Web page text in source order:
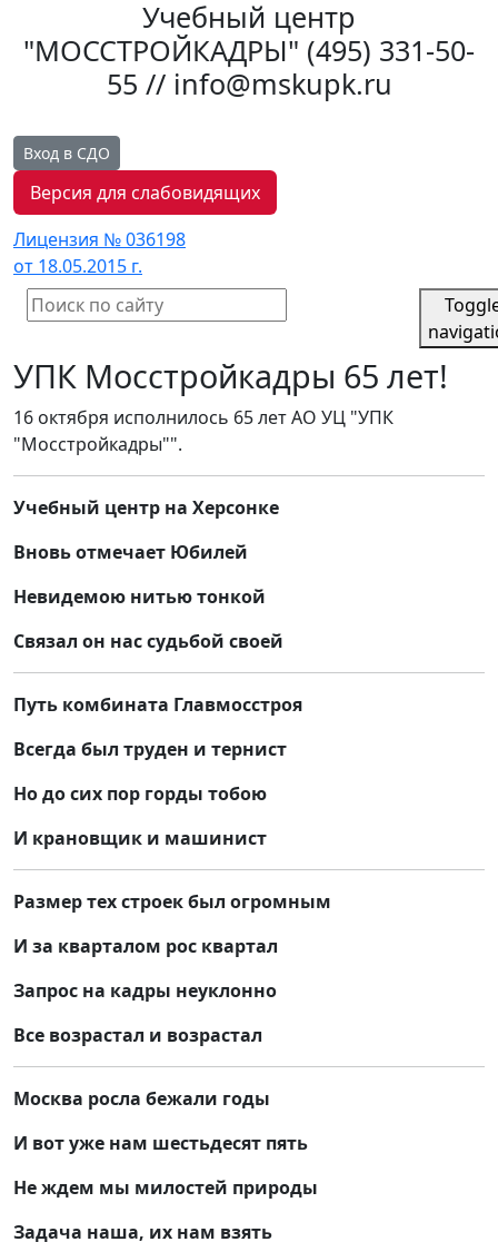
Учебный центр
"МОССТРОЙКАДРЫ" (495) 331-50-
55 // info@mskupk.ru
Вход в СДО
Версия для слабовидящих
Лицензия № 036198
от 18.05.2015 г.
УПК Мосстройкадры 65 лет!
16 октября исполнилось 65 лет АО УЦ "УПК
"Мосстройкадры"".
Учебный центр на Херсонке
Вновь отмечает Юбилей
Невидемою нитью тонкой
Связал он нас судьбой своей
Путь комбината Главмосстроя
Всегда был труден и тернист
Но до сих пор горды тобою
И крановщик и машинист
Размер тех строек был огромным
И за кварталом рос квартал
Запрос на кадры неуклонно
Все возрастал и возрастал
Москва росла бежали годы
И вот уже нам шестьдесят пять
Не ждем мы милостей природы
Задача наша, их нам взять